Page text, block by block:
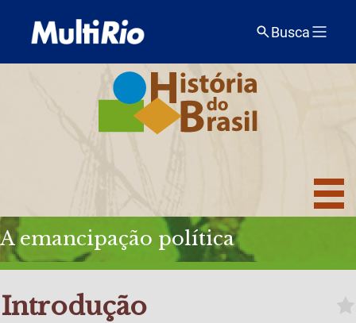
Busca
A emancipação política
Introdução